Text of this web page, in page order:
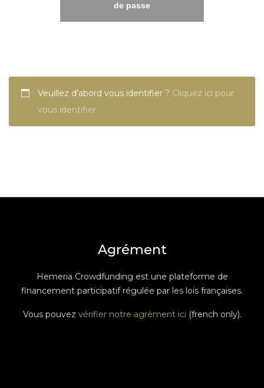
de passe
Veuillez d’abord vous identifier ? Cliquez ici pour
vous identifier
Agrément
Hemeria Crowdfunding est une plateforme de
financement participatif régulée par les lois françaises.
Vous pouvez vérifier notre agrément ici (french only).